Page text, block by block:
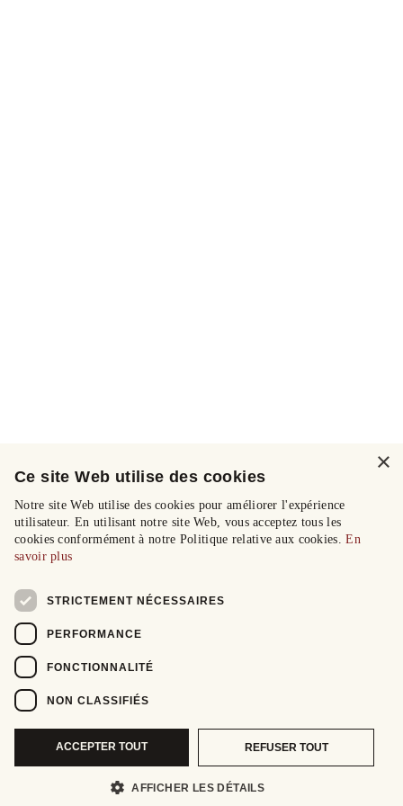
×
Ce site Web utilise des cookies
Notre site Web utilise des cookies pour améliorer l'expérience
utilisateur. En utilisant notre site Web, vous acceptez tous les
cookies conformément à notre Politique relative aux cookies.En
savoir plus
STRICTEMENT NÉCESSAIRES
PERFORMANCE
FONCTIONNALITÉ
NON CLASSIFIÉS
ACCEPTER TOUT REFUSER TOUT
AFFICHER LES DÉTAILS